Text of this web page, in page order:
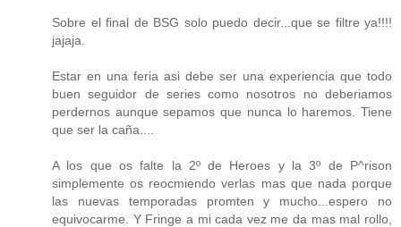
Sobre el final de BSG solo puedo decir...que se filtre ya!!!!
jajaja.
Estar en una feria asi debe ser una experiencia que todo
buen seguidor de series como nosotros no deberiamos
perdernos aunque sepamos que nunca lo haremos. Tiene
que ser la caña....
A los que os falte la 2º de Heroes y la 3º de P^rison
simplemente os reocmiendo verlas mas que nada porque
las nuevas temporadas promten y mucho...espero no
equivocarme. Y Fringe a mi cada vez me da mas mal rollo,